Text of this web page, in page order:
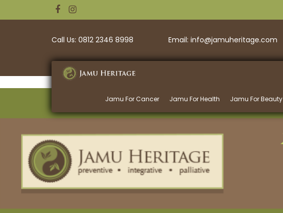
Call Us: 0812 2346 8998 Email: info@jamuheritage.com
Jamu For Cancer Jamu For Health Jamu For Beauty